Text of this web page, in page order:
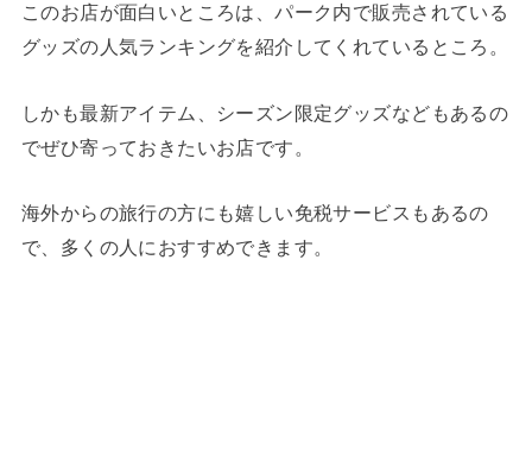
このお店が面白いところは、パーク内で販売されている
グッズの人気ランキングを紹介してくれているところ。
しかも最新アイテム、シーズン限定グッズなどもあるの
でぜひ寄っておきたいお店です。
海外からの旅行の方にも嬉しい免税サービスもあるの
で、多くの人におすすめできます。